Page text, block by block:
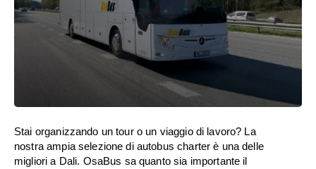
Stai organizzando un tour o un viaggio di lavoro? La
nostra ampia selezione di autobus charter è una delle
migliori a Dali. OsaBus sa quanto sia importante il